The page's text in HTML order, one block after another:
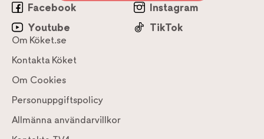
Facebook
Instagram
Youtube
TikTok
Om Köket.se
Kontakta Köket
Om Cookies
Personuppgiftspolicy
Allmänna användarvillkor